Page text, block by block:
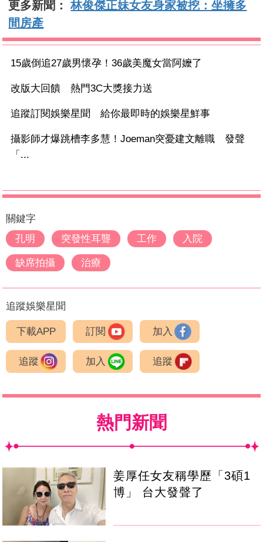
更多新聞：林俊傑正妹女友身家被挖：坐擁多
間房產
15歲倒追27歲男懷孕！36歲美魔女當阿嬤了
改版大回饋 熱門3C大獎接力送
追蹤訂閱娛樂星聞 給你最即時的娛樂星鮮事
攝影師才爆跳槽李多慧！Joeman突憂建文離職 發聲
「...
關鍵字
孔明
突發性耳聾 工作 入院
缺席拍攝 治療
追蹤娛樂星聞
下載APP 訂閱 加入
追蹤 加入 追蹤
熱門新聞
姜厚任女友稱學歷「3碩1
博」 台大發聲了